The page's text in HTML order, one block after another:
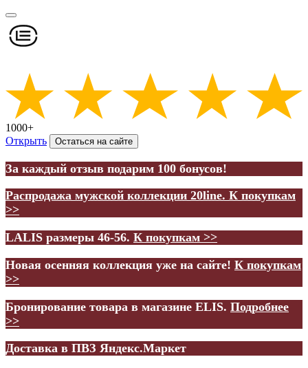
1000+
Открыть
Остаться на сайте
За каждый отзыв подарим 100 бонусов!
Распродажа мужской коллекции 20line. К покупкам
>>
LALIS размеры 46-56. К покупкам >>
Новая осенняя коллекция уже на сайте! К покупкам
>>
Бронирование товара в магазине ELIS. Подробнее
>>
Доставка в ПВЗ Яндекс.Маркет